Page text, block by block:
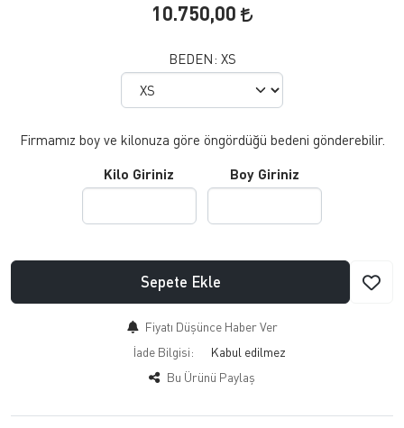
10.750,00
BEDEN: XS
Firmamız boy ve kilonuza göre öngördüğü bedeni gönderebilir.
Kilo Giriniz Boy Giriniz
Sepete Ekle
Fiyatı Düşünce Haber Ver
İade Bilgisi:
Bu Ürünü Paylaş